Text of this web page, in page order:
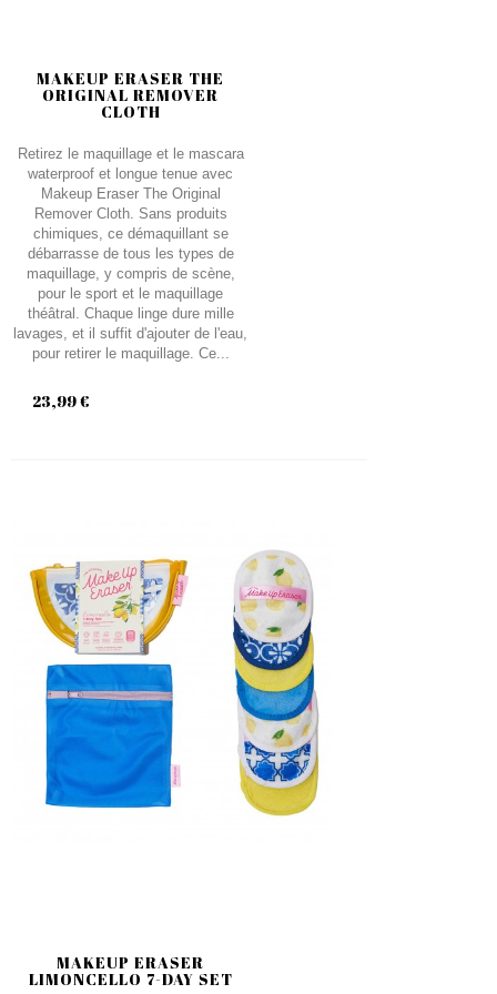
MAKEUP ERASER THE
ORIGINAL REMOVER
CLOTH
Retirez le maquillage et le mascara
waterproof et longue tenue avec
Makeup Eraser The Original
Remover Cloth. Sans produits
chimiques, ce démaquillant se
débarrasse de tous les types de
maquillage, y compris de scène,
pour le sport et le maquillage
théâtral. Chaque linge dure mille
lavages, et il suffit d'ajouter de l'eau,
pour retirer le maquillage. Ce...
23,99 €
MAKEUP ERASER
LIMONCELLO 7-DAY SET